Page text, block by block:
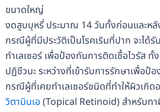
ขนาดใหญ่
งดสูบบุหรี่ ประมาณ 14 วันทั้งก่อนและหลั
กรณีผู้ที่มีประวัติเป็นโรคเริมที่ปาก จะได้รั
ทำเลเซอร์ เพื่อป้องกันการติดเชื้อไวรัส ทั้
ปฏิชีวนะ ระหว่างที่เข้ารับการรักษาเพื่อป้
กรณีผู้ที่เคยทำเลเซอร์ชนิดที่ทำให้ผิวเกิด
วิตามินเอ(Topical Retinoid) สำหรับทา